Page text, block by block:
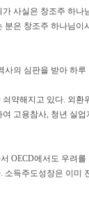
사실은 창조주 하나
분은 창조주 하나님
사의 심판을 받아 하
약해지고 있다. 외환
고용참사, 청년 실
OECD에서도 우려
소득주도성장은 이미